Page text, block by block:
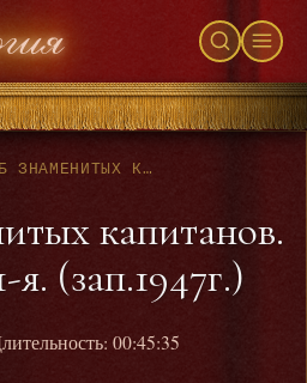
КЛУБ ЗНАМЕНИТЫХ КАПИТАНОВ. ВСТРЕЧА 11-Я. (ЗАП.1947Г.)
капитанов.
я. (зап.1947г.)
00:45:35